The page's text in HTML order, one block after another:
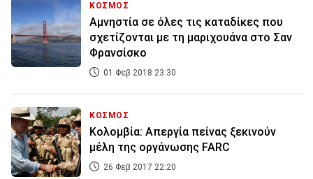
ΚΟΣΜΟΣ
Αμνηστία σε όλες τις καταδίκες που
σχετίζονται με τη μαριχουάνα στο Σαν
Φρανσίσκο
01 Φεβ 2018 23:30
ΚΟΣΜΟΣ
Κολομβία: Απεργία πείνας ξεκινούν
μέλη της οργάνωσης FARC
26 Φεβ 2017 22:20